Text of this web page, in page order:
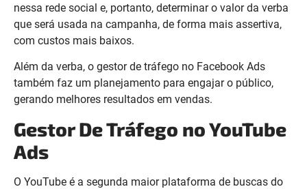
nessa rede social e, portanto, determinar o valor da verba
que será usada na campanha, de forma mais assertiva,
com custos mais baixos.
Além da verba, o gestor de tráfego no Facebook Ads
também faz um planejamento para engajar o público,
gerando melhores resultados em vendas.
Gestor De Tráfego no YouTube
Ads
O YouTube é a segunda maior plataforma de buscas do